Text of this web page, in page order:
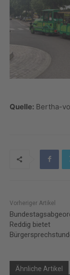
Quelle: Bertha-
Vorheriger Artikel
Reddig bietet
Ähnliche Artikel